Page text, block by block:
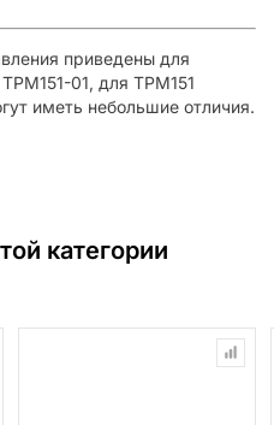
приведены для
ТРМ151-01, для ТРМ151
иметь небольшие отличия.
категории